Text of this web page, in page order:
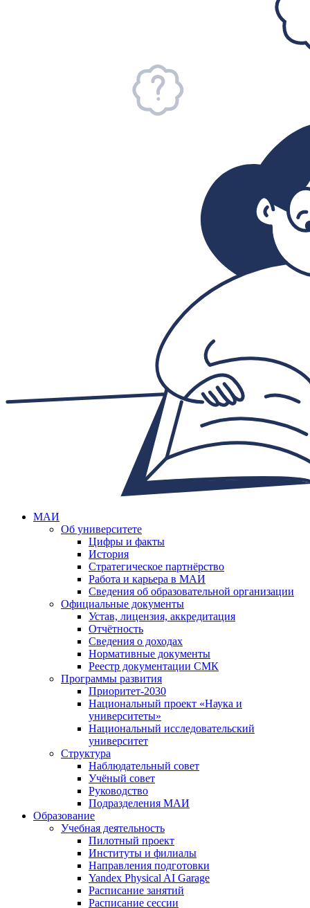
МАИ
Об университете
Цифры и факты
История
Стратегическое партнёрство
Работа и карьера в МАИ
Сведения об образовательной организации
Официальные документы
Устав, лицензия, аккредитация
Отчётность
Сведения о доходах
Нормативные документы
Реестр документации СМК
Программы развития
Приоритет-2030
Национальный проект «Наука и
университеты»
Национальный исследовательский
университет
Структура
Наблюдательный совет
Учёный совет
Руководство
Подразделения МАИ
Образование
Учебная деятельность
Пилотный проект
Институты и филиалы
Направления подготовки
Yandex Physical AI Garage
Расписание занятий
Расписание сессии